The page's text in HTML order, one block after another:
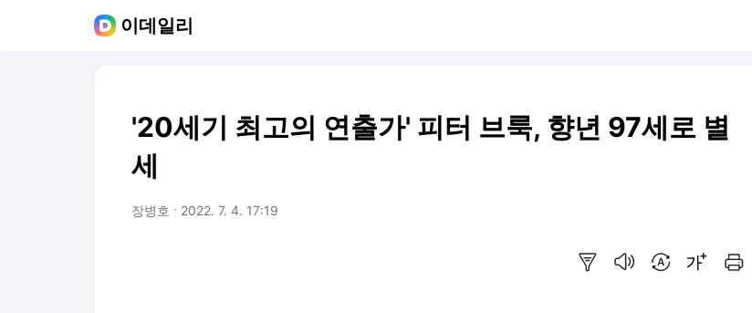
이데일리
'20세기 최고의 연출가' 피터 브룩, 향년 97세로 별
세
장병호 2022. 7. 4. 17:19